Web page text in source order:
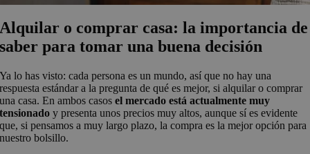
Alquilar o comprar casa: la importancia de
saber para tomar una buena decisión
Ya lo has visto: cada persona es un mundo, así que no hay una
respuesta estándar a la pregunta de qué es mejor, si alquilar o comprar
una casa. En ambos casosel mercado está actualmente muy
tensionado y presenta unos precios muy altos, aunque sí es evidente
que, si pensamos a muy largo plazo, la compra es la mejor opción para
nuestro bolsillo.